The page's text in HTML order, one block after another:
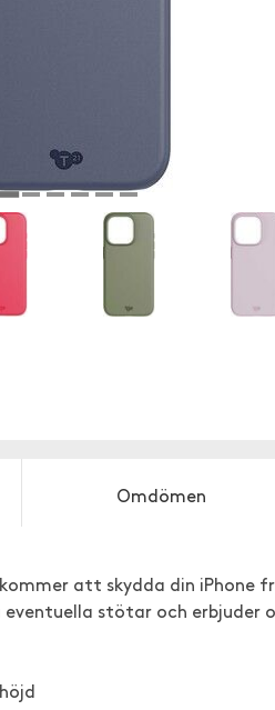
Omdömen
att skydda din iPhone
stötar och erbjuder